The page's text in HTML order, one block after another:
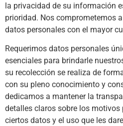
la privacidad de su información
prioridad. Nos comprometemos
datos personales con el mayor
Requerimos datos personales
esenciales para brindarle
su recolección se realiza de
con su pleno conocimiento y
dedicamos a mantener la
detalles claros sobre los
ciertos datos y el uso que les